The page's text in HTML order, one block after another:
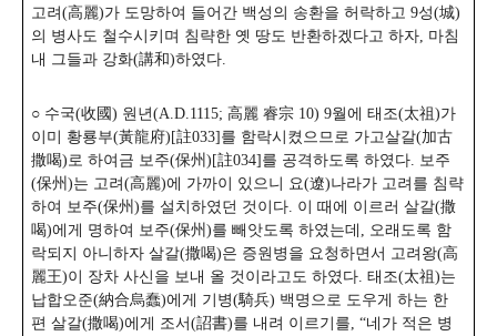
고려(高麗)가 도망하여 들어간 백성의 송환을 허락하고 9성(城)
의 병사도 철수시키며 침략한 옛 땅도 반환하겠다고 하자, 마침
내 그들과 강화(講和)하였다.
○ 수국(收國) 원년(A.D.1115; 高麗 睿宗 10) 9월에 태조(太祖)가
이미 황룡부(黃龍府)[註033]를 함락시켰으므로 가고살갈(加古
撒喝)로 하여금 보주(保州)[註034]를 공격하도록 하였다. 보주
(保州)는 고려(高麗)에 가까이 있으니 요(遼)나라가 고려를 침략
하여 보주(保州)를 설치하였던 것이다. 이 때에 이르러 살갈(撒
喝)에게 명하여 보주(保州)를 빼앗도록 하였는데, 오래도록 함
락되지 아니하자 살갈(撒喝)은 증원병을 요청하면서 고려왕(高
麗王)이 장차 사신을 보내 올 것이라고도 하였다. 태조(太祖)는
납합오준(納合烏蠢)에게 기병(騎兵) 백명으로 도우게 하는 한
편 살갈(撒喝)에게 조서(詔書)를 내려 이르기를, “네가 적은 병